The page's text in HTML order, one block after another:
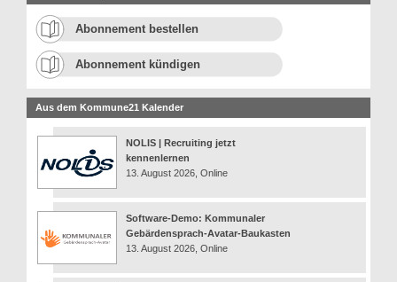
Abonnement bestellen
Abonnement kündigen
Aus dem Kommune21 Kalender
NOLIS | Recruiting jetzt
kennenlernen
13. August 2026, Online
Software-Demo: Kommunaler
Gebärdensprach-Avatar-Baukasten
13. August 2026, Online